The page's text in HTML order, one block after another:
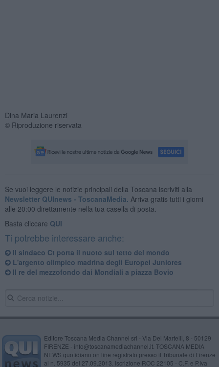
Dina Maria Laurenzi
© Riproduzione riservata
Se vuoi leggere le notizie principali della Toscana iscriviti alla
Newsletter QUInews - ToscanaMedia. Arriva gratis tutti i giorni
alle 20:00 direttamente nella tua casella di posta.
Basta cliccare QUI
Ti potrebbe interessare anche:
Il sindaco Ct porta il nuoto sul tetto del mondo
L'argento olimpico madrina degli Europei Juniores
Il re del mezzofondo dai Mondiali a piazza Bovio
Editore Toscana Media Channel srl - Via Dei Martelli, 8 - 50129
FIRENZE - info@toscanamediachannel.it. TOSCANA MEDIA
NEWS quotidiano on line registrato presso il Tribunale di Firenze
al n. 5935 del 27.09.2013. Iscrizione ROC 22105 - C.F. e P.Iva